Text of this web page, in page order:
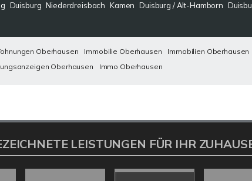
Duisburg Niederdreisbach Kamen Duisburg / Alt-Hamborn
Oberhausen Immobilie Oberhausen Immobilien Oberhausen
Oberhausen Immo Oberhausen
LEISTUNGEN FÜR IHR